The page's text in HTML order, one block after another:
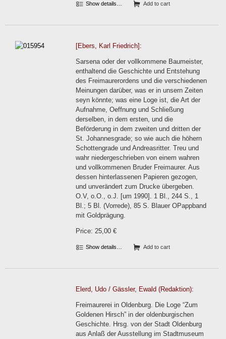
Show details… Add to cart
[Ebers, Karl Friedrich]:
Sarsena oder der vollkommene Baumeister,
enthaltend die Geschichte und Entstehung
des Freimaurerordens und die verschiedenen
Meinungen darüber, was er in unsern Zeiten
seyn könnte; was eine Loge ist, die Art der
Aufnahme, Oeffnung und Schließung
derselben, in dem ersten, und die
Beförderung in dem zweiten und dritten der
St. Johannesgrade; so wie auch die höhern
Schottengrade und Andreasritter. Treu und
wahr niedergeschrieben von einem wahren
und vollkommenen Bruder Freimaurer. Aus
dessen hinterlassenen Papieren gezogen,
und unverändert zum Drucke übergeben.
O.V, o.O., o.J. [um 1990]. 1 Bl., 244 S., 1
Bl.; 5 Bl. (Vorrede), 85 S. Blauer OPappband
mit Goldprägung.
Price: 25,00 €
Show details… Add to cart
Elerd, Udo / Gässler, Ewald (Redaktion):
Freimaurerei in Oldenburg. Die Loge “Zum
Goldenen Hirsch” in der oldenburgischen
Geschichte. Hrsg. von der Stadt Oldenburg
aus Anlaß der Ausstellung im Stadtmuseum